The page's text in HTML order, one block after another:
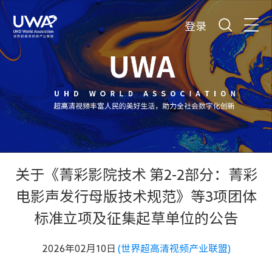
登录
关于《菁彩影院技术 第2-2部分：菁彩
电影声发行母版技术规范》等3项团体
标准立项及征集起草单位的公告
2026年02月10日 (世界超高清视频产业联盟)